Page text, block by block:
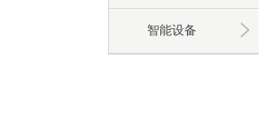
智能设备